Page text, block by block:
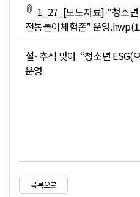
1_27_[보도자료]-“청소
전통놀이체험존” 운영
설·추석 맞아 “청소년 ESG(
운영
목록으로